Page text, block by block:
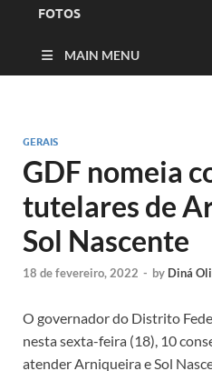
FOTOS
MAIN MENU
GERAIS
GDF nomeia
tutelares de
Sol Nascente
18 de fevereiro, 2022 - by Diná
O governador do Distrito
nesta sexta-feira (18), 10
atender Arniqueira e Sol